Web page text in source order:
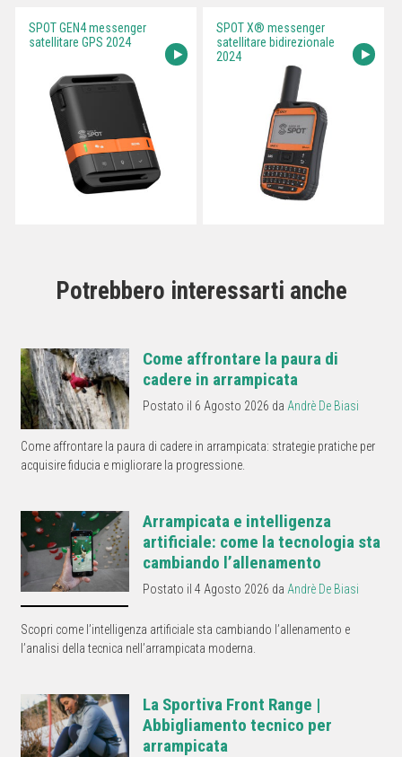
SPOT GEN4 messenger
satellitare GPS 2024
SPOT X® messenger
satellitare bidirezionale
2024
Potrebbero interessarti anche
Come affrontare la paura di
cadere in arrampicata
Postato il 6 Agosto 2026 da Andrè De Biasi
Come affrontare la paura di cadere in arrampicata: strategie pratiche per
acquisire fiducia e migliorare la progressione.
Arrampicata e intelligenza
artificiale: come la tecnologia sta
cambiando l’allenamento
Postato il 4 Agosto 2026 da Andrè De Biasi
Scopri come l’intelligenza artificiale sta cambiando l’allenamento e
l’analisi della tecnica nell’arrampicata moderna.
La Sportiva Front Range |
Abbigliamento tecnico per
arrampicata